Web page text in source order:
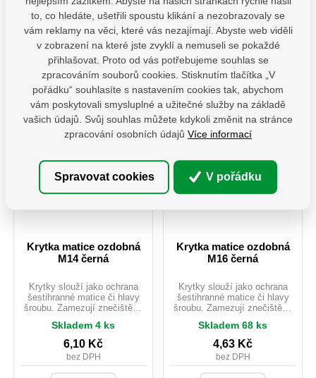
barvách. Vhodné i pro
venkovní použití.
ks
130-134-M12(19) cer
2,50 Kč / ks
barvách. Vhodné i pro
venkovní použití.
ks
Do košíku
2,50 Kč / ks
Krytka matice ozdobná
M14 černá
Krytky slouží jako ochrana
šestihranné matice či hlavy
šroubu. Zamezují znečištění,
spojovací materiál proti
povětrnostním podmínkám.
Jsou dostupné v různých
barvách. Vhodné i pro
venkovní použití.
Skladem 4 ks
6,10 Kč
bez DPH
Krytka matice ozdobná
M16 černá
Krytky slouží jako ochrana
šestihranné matice či hlavy
šroubu. Zamezují znečištění,
spojovací materiál proti
povětrnostním podmínkám.
Jsou dostupné v různých
barvách. Vhodné i pro
venkovní použití.
Skladem 68 ks
4,63 Kč
bez DPH
to, co hledáte, ušetřili spoustu klikání a nezobrazovaly se
vám reklamy na věci, které vás nezajímají. Abyste web viděli
v zobrazení na které jste zvyklí a nemuseli se pokaždé
přihlašovat. Proto od vás potřebujeme souhlas se
zpracováním souborů cookies. Stisknutím tlačítka „V
pořádku“ souhlasíte s nastavením cookies tak, abychom
vám poskytovali smysluplné a užitečné služby na základě
vašich údajů. Svůj souhlas můžete kdykoli změnit na stránce
zpracování osobních údajů Více informací
Spravovat cookies V pořádku